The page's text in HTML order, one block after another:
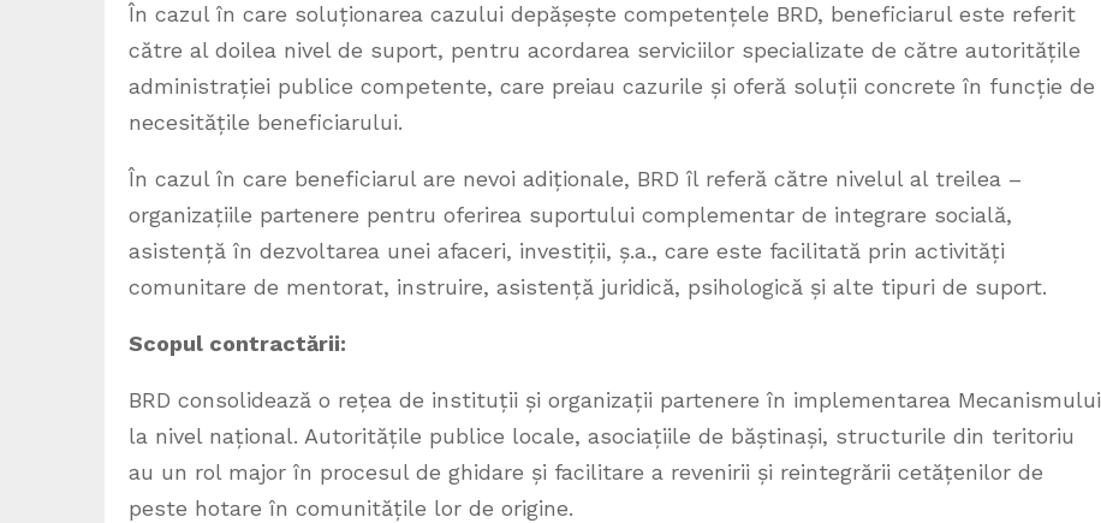
În cazul în care soluționarea cazului depășește competențele BRD, beneficiarul este referit
către al doilea nivel de suport, pentru acordarea serviciilor specializate de către autoritățile
administrației publice competente, care preiau cazurile și oferă soluții concrete în funcție de
necesitățile beneficiarului.
În cazul în care beneficiarul are nevoi adiționale, BRD îl referă către nivelul al treilea –
organizațiile partenere pentru oferirea suportului complementar de integrare socială,
asistență în dezvoltarea unei afaceri, investiții, ș.a., care este facilitată prin activități
comunitare de mentorat, instruire, asistență juridică, psihologică și alte tipuri de suport.
Scopul contractării:
BRD consolidează o rețea de instituții și organizații partenere în implementarea Mecanismului
la nivel național. Autoritățile publice locale, asociațiile de băștinași, structurile din teritoriu
au un rol major în procesul de ghidare și facilitare a revenirii și reintegrării cetățenilor de
peste hotare în comunitățile lor de origine.